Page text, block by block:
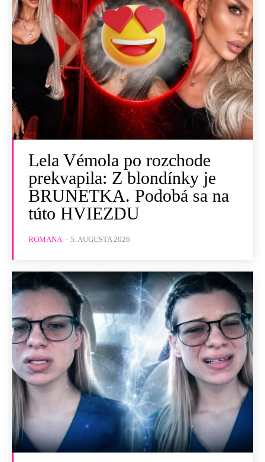
Lela Vémola po rozchode
prekvapila: Z blondínky je
BRUNETKA. Podobá sa na
túto HVIEZDU
ROMANA - 5. AUGUSTA 2026